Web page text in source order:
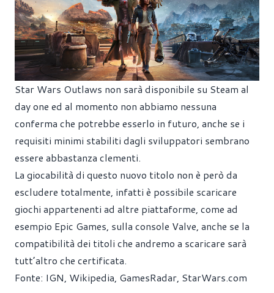
Star Wars Outlaws non sarà disponibile su Steam al
day one ed al momento non abbiamo nessuna
conferma che potrebbe esserlo in futuro, anche se i
requisiti minimi stabiliti dagli sviluppatori sembrano
essere abbastanza clementi.
La giocabilità di questo nuovo titolo non è però da
escludere totalmente, infatti è possibile scaricare
giochi appartenenti ad altre piattaforme, come ad
esempio Epic Games, sulla console Valve, anche se la
compatibilità dei titoli che andremo a scaricare sarà
tutt’altro che certificata.
Fonte: IGN, Wikipedia, GamesRadar, StarWars.com